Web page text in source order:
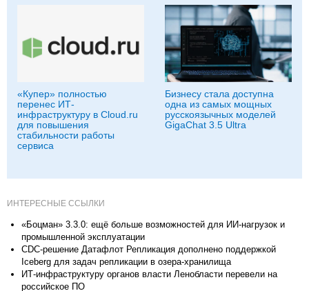
«Купер» полностью
перенес ИТ-
инфраструктуру в Cloud.ru
для повышения
стабильности работы
сервиса
Бизнесу стала доступна
одна из самых мощных
русскоязычных моделей
GigaChat 3.5 Ultra
ИНТЕРЕСНЫЕ ССЫЛКИ
«Боцман» 3.3.0: ещё больше возможностей для ИИ-нагрузок и
промышленной эксплуатации
CDC-решение Датафлот Репликация дополнено поддержкой
Iceberg для задач репликации в озера-хранилища
ИТ-инфраструктуру органов власти Ленобласти перевели на
российское ПО